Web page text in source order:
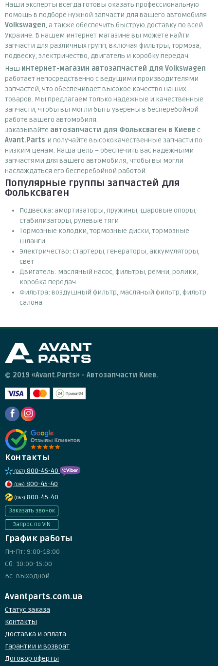
Наши эксперты всегда готовы оказать профессиональную
помощь в подборе нужной запчасти для вашего автомобиля
Volkswagen, а также обеспечить быструю доставку по всей
Украине. В нашем интернет магазине вы можете найти
запчасти для различных групп, включая фильтры, тормоза,
подвеску, электричество, двигатель и коробку передач.
Наш интернет-магазин автозапчастей для Volkswagen
работает непосредственно с ведущими производителями
запчастей, что обеспечивает высокое качество наших
товаров. Мы предлагаем только надежные и качественные
запчасти, чтобы вы могли быть уверены в бесперебойной
работе вашего автомобиля.
Заказывайте автозапчасти для Фольксваген в Киеве с
Avant.Parts и получайте высококачественные запчасти по
низким ценам. Наша цель – обеспечить вас надежными
запчастями для вашего автомобиля, чтобы вы могли
наслаждаться его бесперебойной работой.
Популярные группы запчастей для
Фольксваген
Подвеска: амортизаторы, пружины, шаровые опоры,
стабилизаторы, рулевые тяги
Тормозные колодки, тормозные диски, тормозные
шланги
Электричество: стартеры, генераторы, аккумуляторы,
свет
Двигатель: масляный насос, фильтры, ремни, ролики,
коробка передач
Фильтра: воздушный фильтр, масляный фильтр, фильтр
салона
© 2019 «Avant.Parts» - Автозапчасти Киев.
Контакты
(067) 800-45-40
(095) 800-45-40
(063) 800-45-40
Заказать звонок
Запрос по VIN
График работы
Пн-Пт: 9:00-18:00
Сб: 10:00-15:00
Вс: выходной
Avantparts.com.ua
Статус заказа
Контакты
Доставка и оплата
Гарантии и возврат
Договор оферты